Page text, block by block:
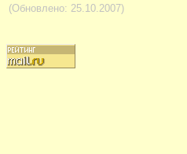
(Обновлено: 25.10.2007)